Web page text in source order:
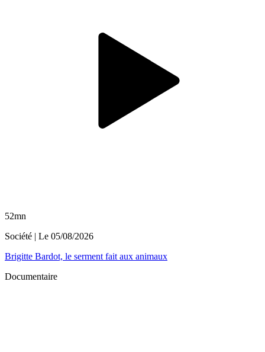
52mn
Société | Le 05/08/2026
Brigitte Bardot, le serment fait aux animaux
Documentaire